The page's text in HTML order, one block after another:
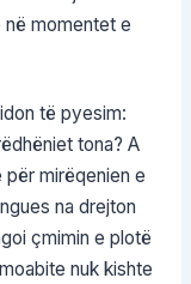
në momentet e
të pyesim:
tona? A
mirëqenien e
na drejton
çmimin e plotë
nuk kishte